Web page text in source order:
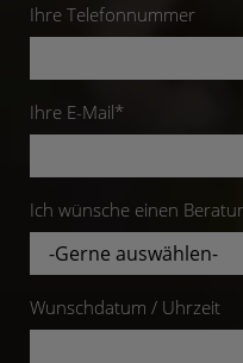
Ihre Telefonnummer
Ihre E-Mail*
Ich wünsche einen
Wunschdatum / Uhrzeit